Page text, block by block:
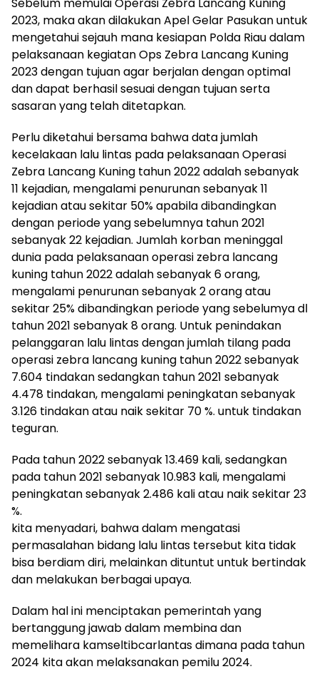
2023, maka akan dilakukan Apel Gelar Pasukan untuk
mengetahui sejauh mana kesiapan Polda Riau dalam
pelaksanaan kegiatan Ops Zebra Lancang Kuning
2023 dengan tujuan agar berjalan dengan optimal
dan dapat berhasil sesuai dengan tujuan serta
sasaran yang telah ditetapkan.
Perlu diketahui bersama bahwa data jumlah
kecelakaan lalu lintas pada pelaksanaan Operasi
Zebra Lancang Kuning tahun 2022 adalah sebanyak
11 kejadian, mengalami penurunan sebanyak 11
kejadian atau sekitar 50% apabila dibandingkan
dengan periode yang sebelumnya tahun 2021
sebanyak 22 kejadian. Jumlah korban meninggal
dunia pada pelaksanaan operasi zebra lancang
kuning tahun 2022 adalah sebanyak 6 orang,
mengalami penurunan sebanyak 2 orang atau
sekitar 25% dibandingkan periode yang sebelumya dl
tahun 2021 sebanyak 8 orang. Untuk penindakan
pelanggaran lalu lintas dengan jumlah tilang pada
operasi zebra lancang kuning tahun 2022 sebanyak
7.604 tindakan sedangkan tahun 2021 sebanyak
4.478 tindakan, mengalami peningkatan sebanyak
3.126 tindakan atau naik sekitar 70 %. untuk tindakan
teguran.
Pada tahun 2022 sebanyak 13.469 kali, sedangkan
pada tahun 2021 sebanyak 10.983 kali, mengalami
peningkatan sebanyak 2.486 kali atau naik sekitar 23
%.
kita menyadari, bahwa dalam mengatasi
permasalahan bidang lalu lintas tersebut kita tidak
bisa berdiam diri, melainkan dituntut untuk bertindak
dan melakukan berbagai upaya.
Dalam hal ini menciptakan pemerintah yang
bertanggung jawab dalam membina dan
memelihara kamseltibcarlantas dimana pada tahun
2024 kita akan melaksanakan pemilu 2024.